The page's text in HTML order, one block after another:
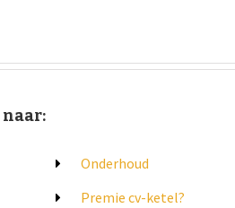
naar:
Onderhoud
Premie cv-ketel?